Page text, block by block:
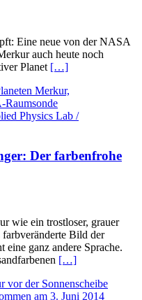
Eine neue von der NASA
auch heute noch
Planet […]
Der farbenfrohe
wie ein trostloser, grauer
farbveränderte Bild der
ganz andere Sprache.
[…]